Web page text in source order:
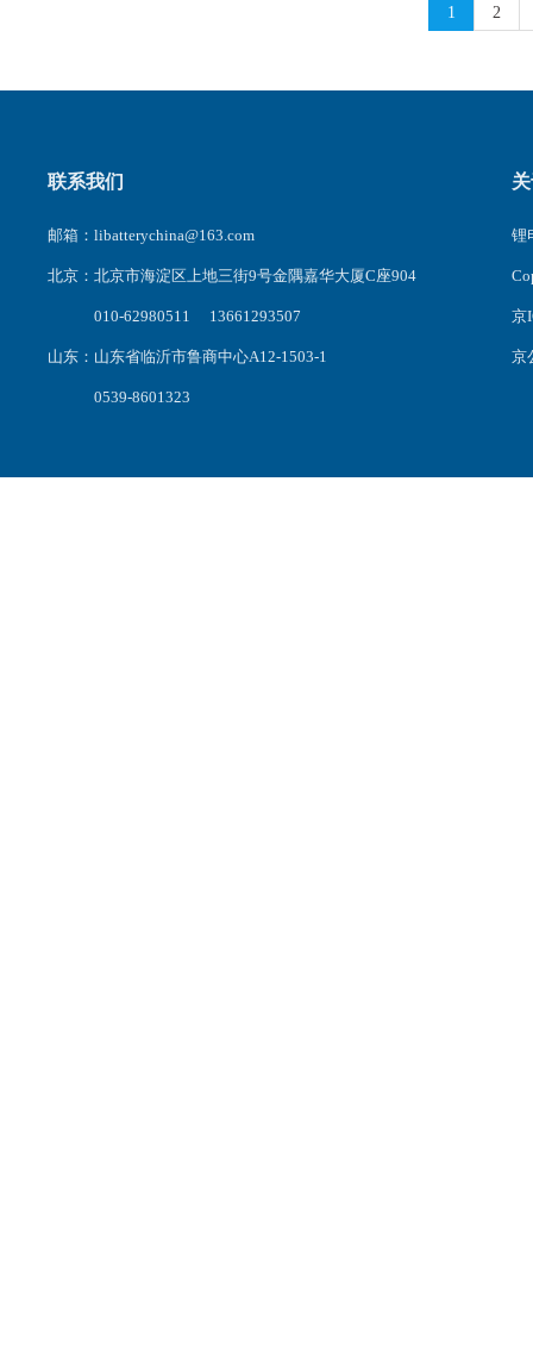
1 2
联系我们
邮箱：libatterychina@163.com
北京：北京市海淀区上地三街9号金隅嘉华大厦C座904
010-62980511 13661293507
山东：山东省临沂市鲁商中心A12-1503-1
0539-8601323
锂
京
京